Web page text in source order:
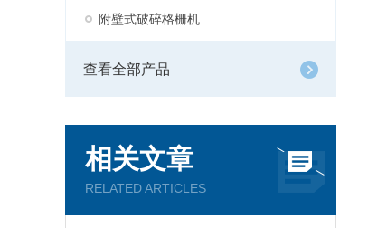
附壁式破碎格栅机
查看全部产品
相关文章
RELATED ARTICLES